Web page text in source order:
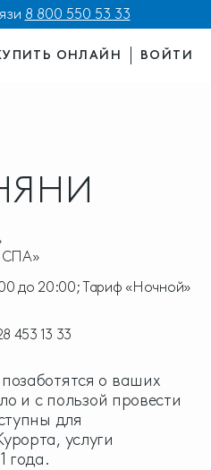
8 800 550 53 33
ОНЛАЙН ВОЙТИ
СПА»
до 20:00; Тариф «Ночной»
453 13 33
о ваших
и с пользой провести
для
услуги
года.